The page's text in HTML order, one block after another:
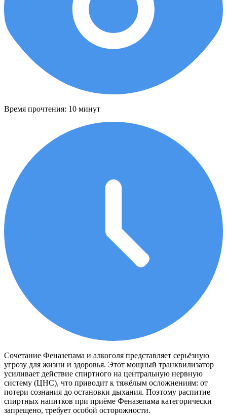
Время прочтения: 10 минут
Сочетание Феназепама и алкоголя представляет серьёзную
угрозу для жизни и здоровья. Этот мощный транквилизатор
усиливает действие спиртного на центральную нервную
систему (ЦНС), что приводит к тяжёлым осложнениям: от
потери сознания до остановки дыхания. Поэтому распитие
спиртных напитков при приёме Феназепама категорически
запрещено, требует особой осторожности.